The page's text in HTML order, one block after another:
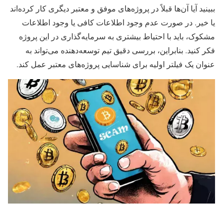
ببینید آیا آن‌ها قبلاً در پروژه‌های موفق و معتبر دیگری کار کرده‌اند
یا خیر. در صورت عدم وجود اطلاعات کافی یا وجود اطلاعات
مشکوک، باید با احتیاط بیشتری به سرمایه‌گذاری در این پروژه
فکر کنید. بنابراین، بررسی دقیق تیم توسعه‌دهنده می‌تواند به
عنوان یک فیلتر اولیه برای شناسایی پروژه‌های معتبر عمل کند.